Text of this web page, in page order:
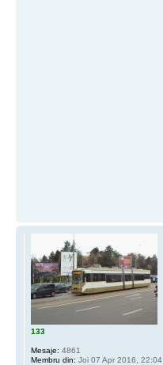
133
Mesaje: 4861
Membru din: Joi 07 Apr 2016, 22:04